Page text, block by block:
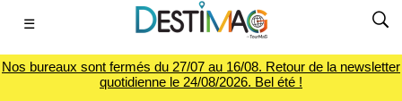
☰
Nos bureaux sont fermés du 27/07 au 16/08. Retour de la newsletter
quotidienne le 24/08/2026. Bel été !